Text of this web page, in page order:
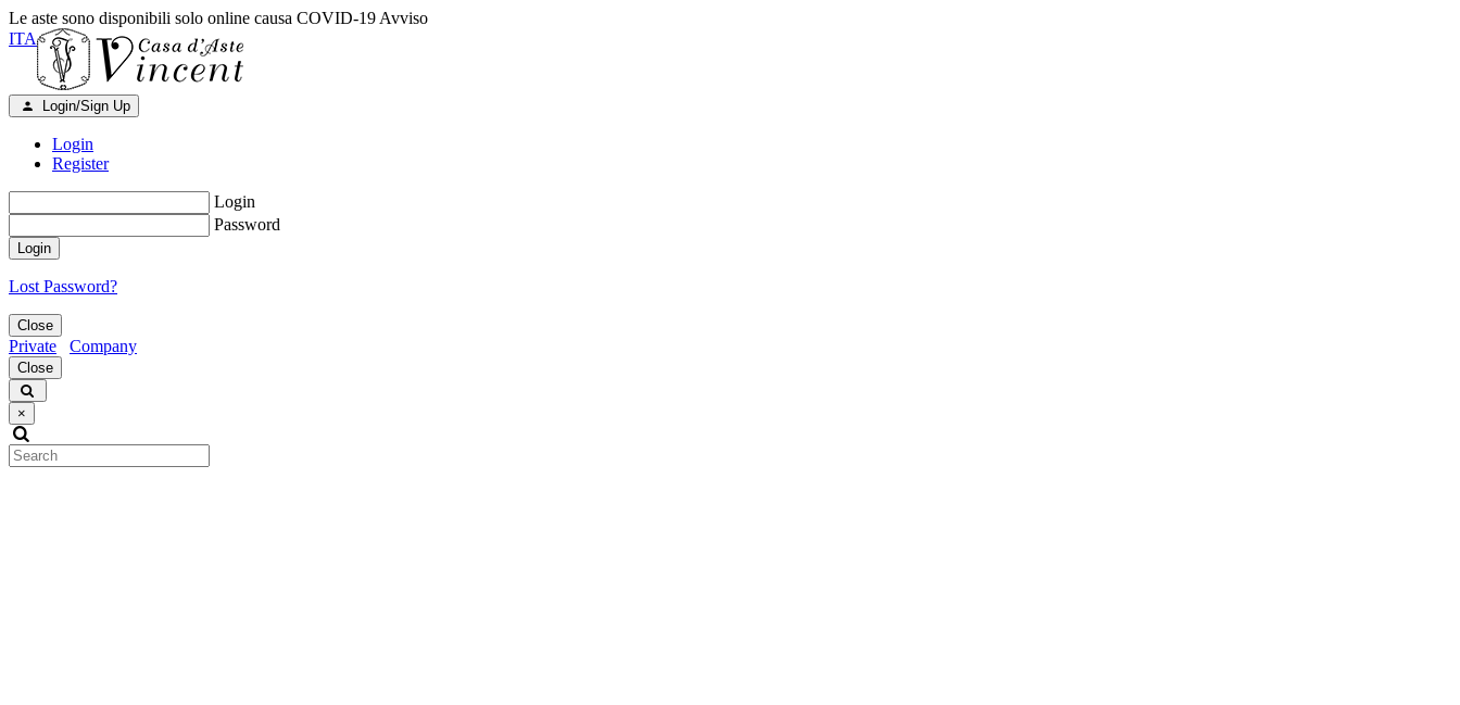
Le aste sono disponibili solo online causa COVID-19 Avviso
ITA
Login/Sign Up
Login
Register
Login
Password
Login
Lost Password?
Close
Private Company
Close
×